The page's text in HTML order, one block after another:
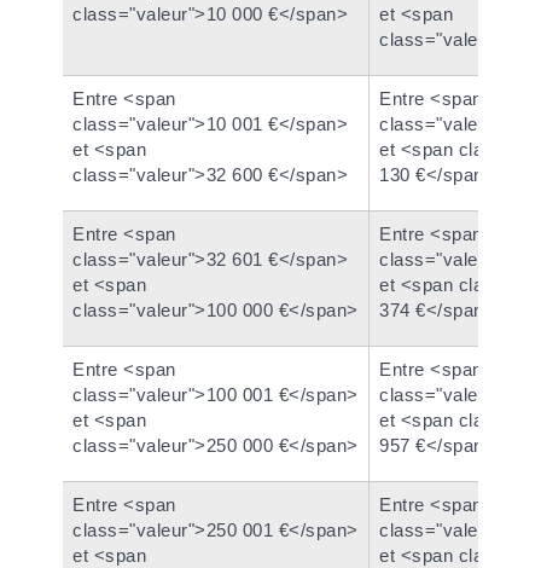
class="valeur">10 000 €</span>
et <span
Entre <span
class="valeur">10 001 €</span>
et <span
class="valeur">32 600 €</span>
Entre <span
et <span
130 €</span>
Entre <span
class="valeur">32 601 €</span>
et <span
class="valeur">100 000 €</span>
Entre <span
et <span
374 €</span>
Entre <span
class="valeur">100 001 €</span>
et <span
class="valeur">250 000 €</span>
Entre <span
et <span
957 €</span>
Entre <span
class="valeur">250 001 €</span>
et <span
Entre <span
et <span